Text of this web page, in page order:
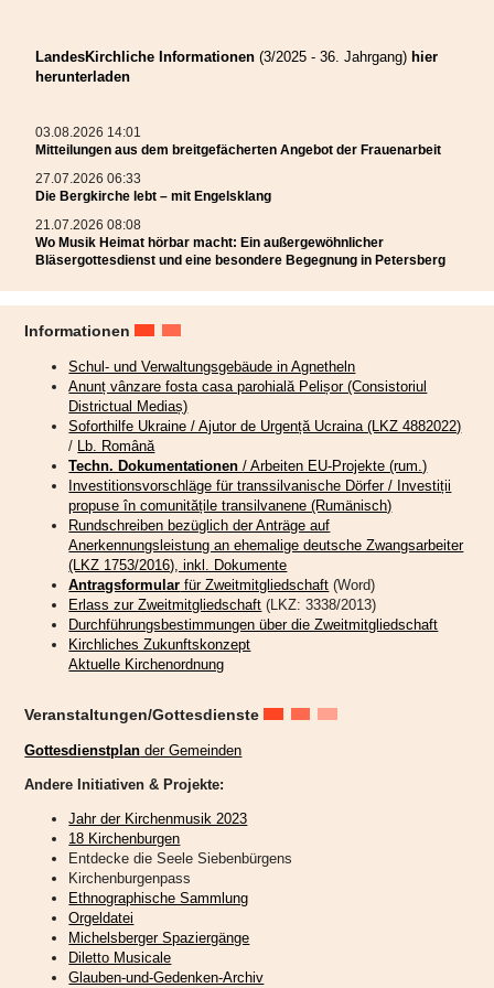
der Frauenarbeit im Bischofshaus in Hermannstadt erhältlich. Die Broschüre
ist eine Übersetzung 2025 anlässlich des großen Jubiläums der Frauenarbeit
Unterstützung der Projektabteilung des Landeskonsistoriums und des
Hauptanwalts unserer Kirche mit Finanzierung seitens des Martin-Luther-
Ihnen sei auch hiermit herzlichst gedankt! Großer Dank gebührt auch allen
Frauen, die mit ihren Beiträgen zur Gestaltung des Rundbriefs beigetragen
haben. 100 Ausgaben wurden bis zum Jubiläumsjahr 2025 zusammengestellt
und gedruckt. Mit dem Heft Nr. 101 im Jahr der Losung „Siehe ich mache
beschreitet mutig und vertrauensvoll neue Wege.
Frauen bereiten auch für die bevorstehenden Wochen
www.frauenarbeit.round(20+) Frauenarbeit | Facebook.
Die Bergkirche lebt – mit
Engelsklang
„Endlich sind die Engel an ihrem Platz,“freut sich die Initiatorin
Katharina Schmidt in ihrer Rede in der Bergkirche Mitte Juli in
Hetzeldorf anlässlich eines feierlichen Gottesdienstes zur Fertigstellung
dieses besonderen Projekts.
Die Kirche auf dem Hetzeldorfer Friedhof wurde dank zahlreicher Spenden in
den Jahren 2021 bis 2023 umfassend renoviert und danach feierlich wieder
LandesKirchliche Informationen (3/2025 - 36. Jahrgang)hier
herunterladen
03.08.2026 14:01
Mitteilungen aus dem breitgefächerten Angebot der Frauenarbeit
27.07.2026 06:33
Die Bergkirche lebt – mit Engelsklang
21.07.2026 08:08
Wo Musik Heimat hörbar macht: Ein außergewöhnlicher
Bläsergottesdienst und eine besondere Begegnung in Petersberg
Informationen
Schul- und Verwaltungsgebäude in Agnetheln
Anunț vânzare fosta casa parohială Pelișor (Consistoriul
Districtual Mediaș)
Soforthilfe Ukraine / Ajutor de Urgență Ucraina (LKZ 4882022)
/ Lb. Română
Techn. Dokumentationen/ Arbeiten EU-Projekte (rum.)
Investitionsvorschläge für transsilvanische Dörfer / Investiții
propuse în comunitățile transilvanene (Rumänisch)
Rundschreiben bezüglich der Anträge auf
Anerkennungsleistung an ehemalige deutsche Zwangsarbeiter
(LKZ 1753/2016), inkl. Dokumente
Antragsformular für Zweitmitgliedschaft (Word)
Erlass zur Zweitmitgliedschaft (LKZ: 3338/2013)
Durchführungsbestimmungen über die Zweitmitgliedschaft
Kirchliches Zukunftskonzept
Aktuelle Kirchenordnung
Veranstaltungen/Gottesdienste
Gottesdienstplan der Gemeinden
Andere Initiativen & Projekte:
Jahr der Kirchenmusik 2023
18 Kirchenburgen
Entdecke die Seele Siebenbürgens
Kirchenburgenpass
Ethnographische Sammlung
Orgeldatei
Michelsberger Spaziergänge
Diletto Musicale
Glauben-und-Gedenken-Archiv